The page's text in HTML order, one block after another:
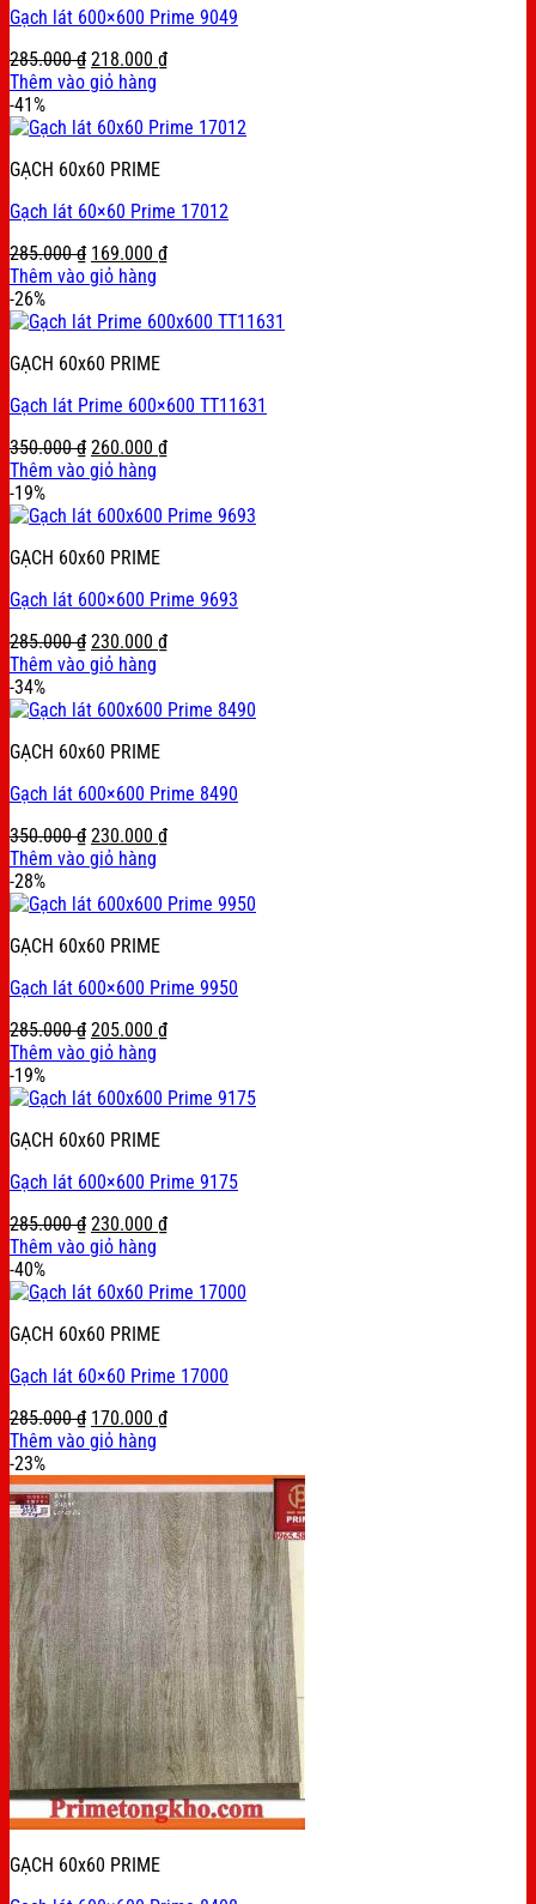
Gạch lát 600×600 Prime 9049
285.000₫ Original
price
285.000 ₫.
218.000 ₫Current
218.000 ₫.
Thêm vào giỏ hàng
-41%
GẠCH 60x60 PRIME
Gạch lát 60×60 Prime 17012
285.000₫ Original
price
285.000 ₫.
169.000 ₫Current
169.000 ₫.
Thêm vào giỏ hàng
-26%
GẠCH 60x60 PRIME
Gạch lát Prime 600×600 TT11631
350.000₫ Original
price
350.000 ₫.
260.000 ₫Current
260.000 ₫.
Thêm vào giỏ hàng
-19%
GẠCH 60x60 PRIME
Gạch lát 600×600 Prime 9693
285.000₫ Original
price
285.000 ₫.
230.000 ₫Current
230.000 ₫.
Thêm vào giỏ hàng
-34%
GẠCH 60x60 PRIME
Gạch lát 600×600 Prime 8490
350.000₫ Original
price
350.000 ₫.
230.000 ₫Current
230.000 ₫.
Thêm vào giỏ hàng
-28%
GẠCH 60x60 PRIME
Gạch lát 600×600 Prime 9950
285.000₫ Original
price
285.000 ₫.
205.000 ₫Current
205.000 ₫.
Thêm vào giỏ hàng
-19%
GẠCH 60x60 PRIME
Gạch lát 600×600 Prime 9175
285.000₫ Original
price
285.000 ₫.
230.000 ₫Current
230.000 ₫.
Thêm vào giỏ hàng
-40%
GẠCH 60x60 PRIME
Gạch lát 60×60 Prime 17000
285.000₫ Original
price
285.000 ₫.
170.000 ₫Current
170.000 ₫.
Thêm vào giỏ hàng
-23%
GẠCH 60x60 PRIME